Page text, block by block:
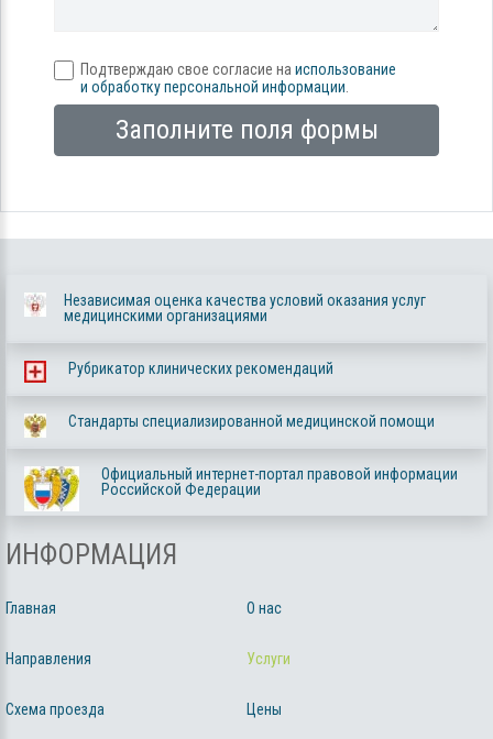
Подтверждаю свое согласие на использование
и обработку персональной информации
Заполните поля формы
Независимая оценка качества условий оказания услуг
медицинскими организациями
Рубрикатор клинических рекомендаций
Стандарты специализированной медицинской помощи
Официальный интернет-портал правовой информации
Российской Федерации
ИНФОРМАЦИЯ
Главная О нас
Направления Услуги
Схема проезда Цены